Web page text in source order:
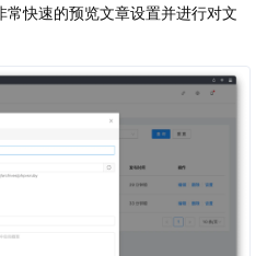
快速的预览文章设置并进行对文